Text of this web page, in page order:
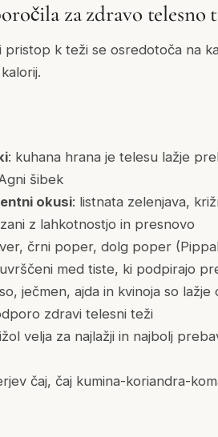
za zdravo telesno
pristop k teži se osredotoča na
: kuhana hrana je telesu lažje
šibek
okusi: listnata zelenjava,
z lahkotnostjo in presnovo
črni poper, dolg poper
med tiste, ki podpirajo
ječmen, ajda in kvinoja so
zdravi telesni teži
velja za najlažji in najbolj
čaj, čaj kumina-koriandra-